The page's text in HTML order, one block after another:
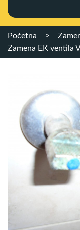
Početna >
Zamena EK ventila